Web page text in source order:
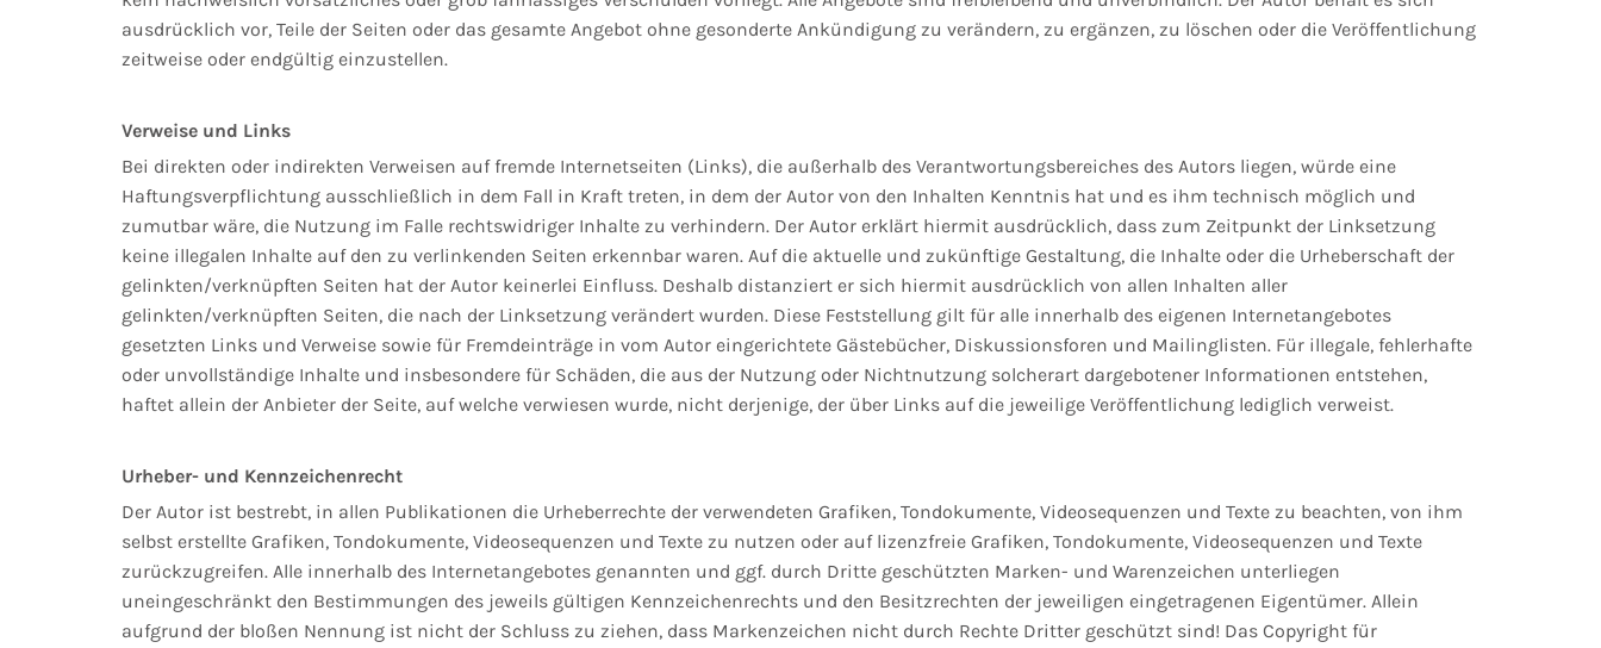
ausdrücklich vor, Teile der Seiten oder das gesamte Angebot ohne gesonderte Ankündigung zu verändern, zu ergänzen, zu löschen oder die Veröffentlichung
zeitweise oder endgültig einzustellen.
Verweise und Links
Bei direkten oder indirekten Verweisen auf fremde Internetseiten (Links), die außerhalb des Verantwortungsbereiches des Autors liegen, würde eine
Haftungsverpflichtung ausschließlich in dem Fall in Kraft treten, in dem der Autor von den Inhalten Kenntnis hat und es ihm technisch möglich und
zumutbar wäre, die Nutzung im Falle rechtswidriger Inhalte zu verhindern. Der Autor erklärt hiermit ausdrücklich, dass zum Zeitpunkt der Linksetzung
keine illegalen Inhalte auf den zu verlinkenden Seiten erkennbar waren. Auf die aktuelle und zukünftige Gestaltung, die Inhalte oder die Urheberschaft der
gelinkten/verknüpften Seiten hat der Autor keinerlei Einfluss. Deshalb distanziert er sich hiermit ausdrücklich von allen Inhalten aller
gelinkten/verknüpften Seiten, die nach der Linksetzung verändert wurden. Diese Feststellung gilt für alle innerhalb des eigenen Internetangebotes
gesetzten Links und Verweise sowie für Fremdeinträge in vom Autor eingerichtete Gästebücher, Diskussionsforen und Mailinglisten. Für illegale, fehlerhafte
oder unvollständige Inhalte und insbesondere für Schäden, die aus der Nutzung oder Nichtnutzung solcherart dargebotener Informationen entstehen,
haftet allein der Anbieter der Seite, auf welche verwiesen wurde, nicht derjenige, der über Links auf die jeweilige Veröffentlichung lediglich verweist.
Urheber- und Kennzeichenrecht
Der Autor ist bestrebt, in allen Publikationen die Urheberrechte der verwendeten Grafiken, Tondokumente, Videosequenzen und Texte zu beachten, von ihm
selbst erstellte Grafiken, Tondokumente, Videosequenzen und Texte zu nutzen oder auf lizenzfreie Grafiken, Tondokumente, Videosequenzen und Texte
zurückzugreifen. Alle innerhalb des Internetangebotes genannten und ggf. durch Dritte geschützten Marken- und Warenzeichen unterliegen
uneingeschränkt den Bestimmungen des jeweils gültigen Kennzeichenrechts und den Besitzrechten der jeweiligen eingetragenen Eigentümer. Allein
aufgrund der bloßen Nennung ist nicht der Schluss zu ziehen, dass Markenzeichen nicht durch Rechte Dritter geschützt sind! Das Copyright für